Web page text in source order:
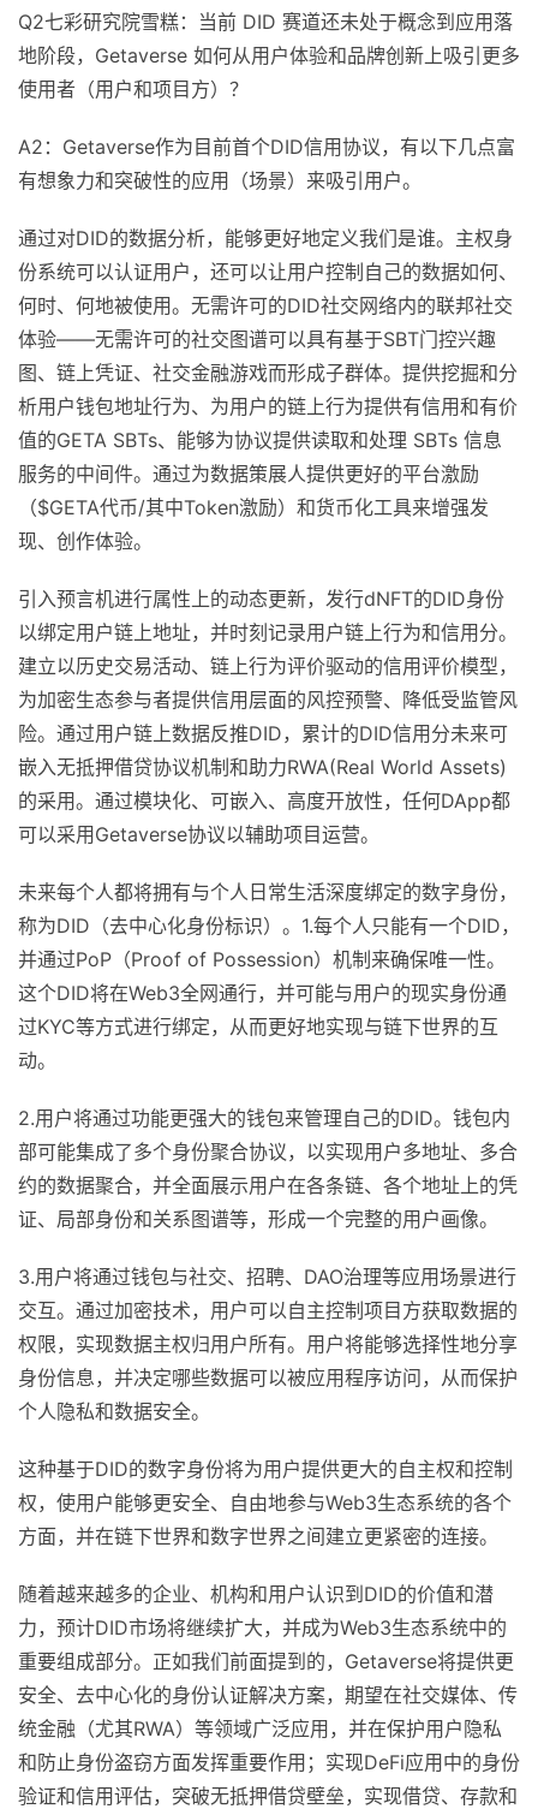
Q2七彩研究院雪糕：当前 DID 赛道还未处于概念到应用落
地阶段，Getaverse 如何从用户体验和品牌创新上吸引更多
使用者（用户和项目方）？
A2：Getaverse作为目前首个DID信用协议，有以下几点富
有想象力和突破性的应用（场景）来吸引用户。
通过对DID的数据分析，能够更好地定义我们是谁。主权身
份系统可以认证用户，还可以让用户控制自己的数据如何、
何时、何地被使用。无需许可的DID社交网络内的联邦社交
体验——无需许可的社交图谱可以具有基于SBT门控兴趣
图、链上凭证、社交金融游戏而形成子群体。提供挖掘和分
析用户钱包地址行为、为用户的链上行为提供有信用和有价
值的GETA SBTs、能够为协议提供读取和处理 SBTs 信息
服务的中间件。通过为数据策展人提供更好的平台激励
（$GETA代币/其中Token激励）和货币化工具来增强发
现、创作体验。
引入预言机进行属性上的动态更新，发行dNFT的DID身份
以绑定用户链上地址，并时刻记录用户链上行为和信用分。
建立以历史交易活动、链上行为评价驱动的信用评价模型，
为加密生态参与者提供信用层面的风控预警、降低受监管风
险。通过用户链上数据反推DID，累计的DID信用分未来可
嵌入无抵押借贷协议机制和助力RWA(Real World Assets)
的采用。通过模块化、可嵌入、高度开放性，任何DApp都
可以采用Getaverse协议以辅助项目运营。
未来每个人都将拥有与个人日常生活深度绑定的数字身份，
称为DID（去中心化身份标识）。1.每个人只能有一个DID，
并通过PoP（Proof of Possession）机制来确保唯一性。
这个DID将在Web3全网通行，并可能与用户的现实身份通
过KYC等方式进行绑定，从而更好地实现与链下世界的互
动。
2.用户将通过功能更强大的钱包来管理自己的DID。钱包内
部可能集成了多个身份聚合协议，以实现用户多地址、多合
约的数据聚合，并全面展示用户在各条链、各个地址上的凭
证、局部身份和关系图谱等，形成一个完整的用户画像。
3.用户将通过钱包与社交、招聘、DAO治理等应用场景进行
交互。通过加密技术，用户可以自主控制项目方获取数据的
权限，实现数据主权归用户所有。用户将能够选择性地分享
身份信息，并决定哪些数据可以被应用程序访问，从而保护
个人隐私和数据安全。
这种基于DID的数字身份将为用户提供更大的自主权和控制
权，使用户能够更安全、自由地参与Web3生态系统的各个
方面，并在链下世界和数字世界之间建立更紧密的连接。
随着越来越多的企业、机构和用户认识到DID的价值和潜
力，预计DID市场将继续扩大，并成为Web3生态系统中的
重要组成部分。正如我们前面提到的，Getaverse将提供更
安全、去中心化的身份认证解决方案，期望在社交媒体、传
统金融（尤其RWA）等领域广泛应用，并在保护用户隐私
和防止身份盗窃方面发挥重要作用；实现DeFi应用中的身份
验证和信用评估，突破无抵押借贷壁垒，实现借贷、存款和